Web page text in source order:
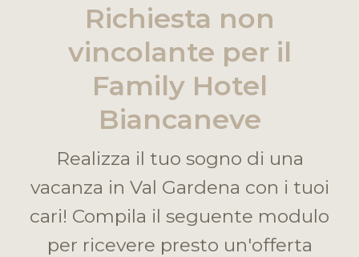
Richiesta non
vincolante per il
Family Hotel
Biancaneve
Realizza il tuo sogno di una
vacanza in Val Gardena con i tuoi
cari! Compila il seguente modulo
per ricevere presto un'offerta